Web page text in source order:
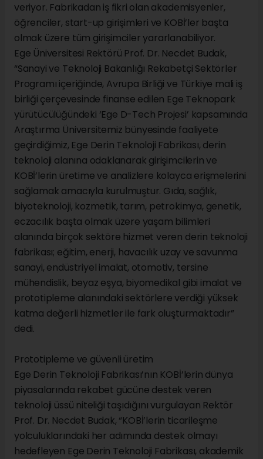
veriyor. Fabrikadan iş fikri olan akademisyenler,
öğrenciler, start-up girişimleri ve KOBİ’ler başta
olmak üzere tüm girişimciler yararlanabiliyor.
Ege Üniversitesi Rektörü Prof. Dr. Necdet Budak,
“Sanayi ve Teknoloji Bakanlığı Rekabetçi Sektörler
Programı içeriğinde, Avrupa Birliği ve Türkiye mali iş
birliği çerçevesinde finanse edilen Ege Teknopark
yürütücülüğündeki ‘Ege D-Tech Projesi’ kapsamında
Araştırma Üniversitemiz bünyesinde faaliyete
geçirdiğimiz, Ege Derin Teknoloji Fabrikası, derin
teknoloji alanına odaklanarak girişimcilerin ve
KOBİ’lerin üretime ve analizlere kolayca erişmelerini
sağlamak amacıyla kurulmuştur. Gıda, sağlık,
biyoteknoloji, kozmetik, tarım, petrokimya, genetik,
eczacılık başta olmak üzere yaşam bilimleri
alanında birçok sektöre hizmet veren derin teknoloji
fabrikası; eğitim, enerji, havacılık uzay ve savunma
sanayi, endüstriyel imalat, otomotiv, tersine
mühendislik, beyaz eşya, biyomedikal gibi imalat ve
prototipleme alanındaki sektörlere verdiği yüksek
katma değerli hizmetler ile fark oluşturmaktadır”
dedi.
Prototipleme ve güvenli üretim
Ege Derin Teknoloji Fabrikası’nın KOBİ’lerin dünya
piyasalarında rekabet gücüne destek veren
teknoloji üssü niteliği taşıdığını vurgulayan Rektör
Prof. Dr. Necdet Budak, “KOBİ’lerin ticarileşme
yolculuklarındaki her adımında destek olmayı
hedefleyen Ege Derin Teknoloji Fabrikası, akademik